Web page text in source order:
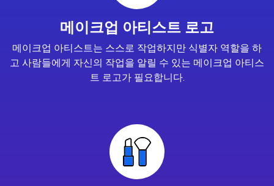
메이크업 아티스트 로고
메이크업 아티스트는 스스로 작업하지만 식별자 역할을 하
고 사람들에게 자신의 작업을 알릴 수 있는 메이크업 아티스
트 로고가 필요합니다.